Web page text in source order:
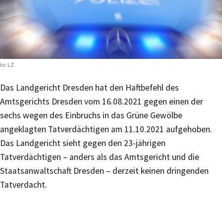
LZ
Das Landgericht Dresden hat den Haftbefehl des
Amtsgerichts Dresden vom 16.08.2021 gegen einen der
sechs wegen des Einbruchs in das Grüne Gewölbe
angeklagten Tatverdächtigen am 11.10.2021 aufgehoben.
Das Landgericht sieht gegen den 23-jährigen
Tatverdächtigen – anders als das Amtsgericht und die
Staatsanwaltschaft Dresden – derzeit keinen dringenden
Tatverdacht.